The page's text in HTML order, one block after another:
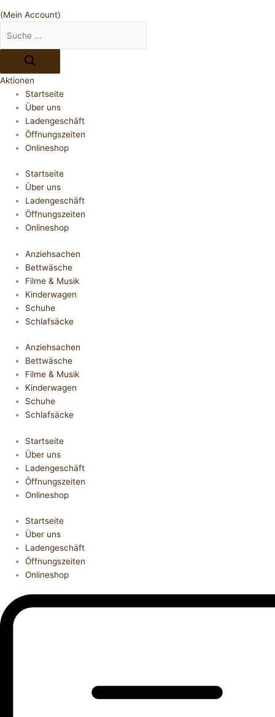
(Mein Account)
Aktionen
Startseite
Über uns
Ladengeschäft
Öffnungszeiten
Onlineshop
Startseite
Über uns
Ladengeschäft
Öffnungszeiten
Onlineshop
Anziehsachen
Bettwäsche
Filme & Musik
Kinderwagen
Schuhe
Schlafsäcke
Anziehsachen
Bettwäsche
Filme & Musik
Kinderwagen
Schuhe
Schlafsäcke
Startseite
Über uns
Ladengeschäft
Öffnungszeiten
Onlineshop
Startseite
Über uns
Ladengeschäft
Öffnungszeiten
Onlineshop